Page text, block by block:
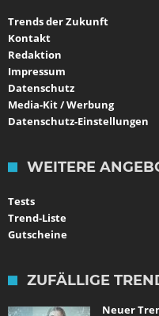
Trends der Zukunft
Kontakt
Redaktion
Impressum
Datenschutz
Media-Kit / Werbung
Datenschutz-Einstellungen
WEITERE
Tests
Trend-Liste
Gutscheine
ZUFÄLLIGE
Neuer